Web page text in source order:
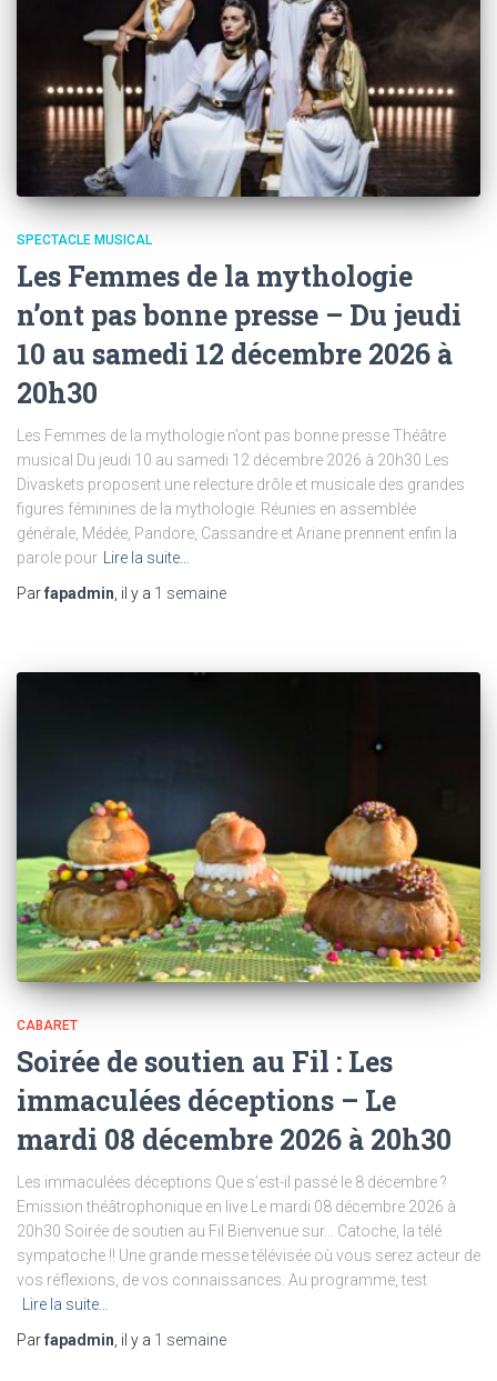
SPECTACLE MUSICAL
Les Femmes de la mythologie
n’ont pas bonne presse – Du jeudi
10 au samedi 12 décembre 2026 à
20h30
Les Femmes de la mythologie n’ont pas bonne presse Théâtre
musical Du jeudi 10 au samedi 12 décembre 2026 à 20h30 Les
Divaskets proposent une relecture drôle et musicale des grandes
figures féminines de la mythologie. Réunies en assemblée
générale, Médée, Pandore, Cassandre et Ariane prennent enfin la
parole pour Lire la suite…
Parfapadmin, il y a 1 semaine
CABARET
Soirée de soutien au Fil : Les
immaculées déceptions – Le
mardi 08 décembre 2026 à 20h30
Les immaculées déceptions Que s’est-il passé le 8 décembre ?
Emission théâtrophonique en live Le mardi 08 décembre 2026 à
20h30 Soirée de soutien au Fil Bienvenue sur… Catoche, la télé
sympatoche !! Une grande messe télévisée où vous serez acteur de
vos réflexions, de vos connaissances. Au programme, test
Lire la suite…
Parfapadmin , il y a 1 semaine